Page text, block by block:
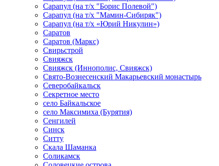
Сарапул (на т/х "Борис Полевой")
Сарапул (на т/х "Мамин-Сибиряк")
Сарапул (на т/х «Юрий Никулин»)
Саратов
Саратов (Маркс)
Свирьстрой
Свияжск
Свияжск (Иннополис, Свияжск)
Свято-Вознесенский Макарьевский монастырь
Северобайкальск
Секретное место
село Байкальское
село Максимиха (Бурятия)
Сенгилей
Синск
Ситту
Скала Шаманка
Соликамск